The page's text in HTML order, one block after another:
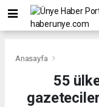
Anasayfa
55